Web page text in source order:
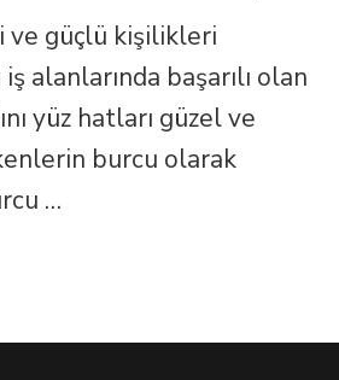
ve
Özellikleri
için
ve güçlü kişilikleri
alanlarında başarılı olan
yüz hatları güzel ve
burcu olarak
…